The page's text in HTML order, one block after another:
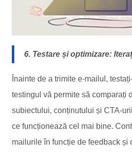
6. Testare și optimizare:
Înainte de a trimite e-mailul,
testingul vă permite să comparați
subiectului, conținutului și CTA-
ce funcționează cel mai bine.
mailurile în funcție de feedback și